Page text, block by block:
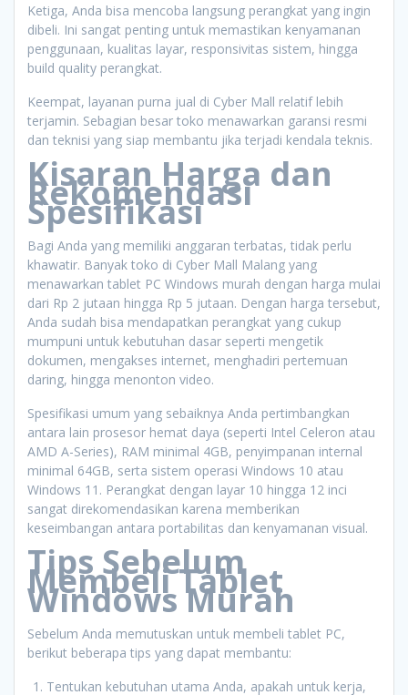
Ketiga, Anda bisa mencoba langsung perangkat yang ingin
dibeli. Ini sangat penting untuk memastikan kenyamanan
penggunaan, kualitas layar, responsivitas sistem, hingga
build quality perangkat.
Keempat, layanan purna jual di Cyber Mall relatif lebih
terjamin. Sebagian besar toko menawarkan garansi resmi
dan teknisi yang siap membantu jika terjadi kendala teknis.
Kisaran Harga dan
Rekomendasi
Spesifikasi
Bagi Anda yang memiliki anggaran terbatas, tidak perlu
khawatir. Banyak toko di Cyber Mall Malang yang
menawarkan tablet PC Windows murah dengan harga mulai
dari Rp 2 jutaan hingga Rp 5 jutaan. Dengan harga tersebut,
Anda sudah bisa mendapatkan perangkat yang cukup
mumpuni untuk kebutuhan dasar seperti mengetik
dokumen, mengakses internet, menghadiri pertemuan
daring, hingga menonton video.
Spesifikasi umum yang sebaiknya Anda pertimbangkan
antara lain prosesor hemat daya (seperti Intel Celeron atau
AMD A-Series), RAM minimal 4GB, penyimpanan internal
minimal 64GB, serta sistem operasi Windows 10 atau
Windows 11. Perangkat dengan layar 10 hingga 12 inci
sangat direkomendasikan karena memberikan
keseimbangan antara portabilitas dan kenyamanan visual.
Tips Sebelum
Membeli Tablet
Windows Murah
Sebelum Anda memutuskan untuk membeli tablet PC,
berikut beberapa tips yang dapat membantu:
Tentukan kebutuhan utama Anda, apakah untuk kerja,